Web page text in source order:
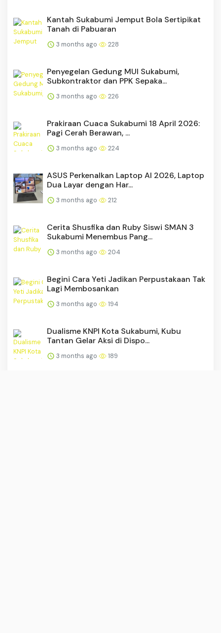
Kantah Sukabumi Jemput Bola Sertipikat
Tanah di Pabuaran
3 months ago 228
Penyegelan Gedung MUI Sukabumi,
Subkontraktor dan PPK Sepaka...
3 months ago 226
Prakiraan Cuaca Sukabumi 18 April 2026:
Pagi Cerah Berawan, ...
3 months ago 224
ASUS Perkenalkan Laptop AI 2026, Laptop
Dua Layar dengan Har...
3 months ago 212
Cerita Shusfika dan Ruby Siswi SMAN 3
Sukabumi Menembus Pang...
3 months ago 204
Begini Cara Yeti Jadikan Perpustakaan Tak
Lagi Membosankan
3 months ago 194
Dualisme KNPI Kota Sukabumi, Kubu
Tantan Gelar Aksi di Dispo...
3 months ago 189